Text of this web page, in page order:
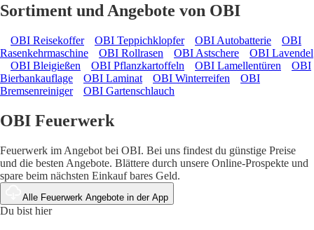
Sortiment und Angebote von OBI
OBI Reisekoffer OBI Teppichklopfer OBI Autobatterie
OBI
Rasenkehrmaschine
OBI Rollrasen OBI Astschere
OBI Lavendel
OBI Bleigießen
OBI Pflanzkartoffeln OBI Lamellentüren
OBI
Bierbankauflage
OBI Laminat OBI Winterreifen
OBI
Bremsenreiniger
OBI Gartenschlauch
OBI Feuerwerk
Feuerwerk im Angebot bei OBI. Bei uns findest du günstige Preise
und die besten Angebote. Blättere durch unsere Online-Prospekte und
spare beim nächsten Einkauf bares Geld.
Alle Feuerwerk Angebote in der App
Du bist hier